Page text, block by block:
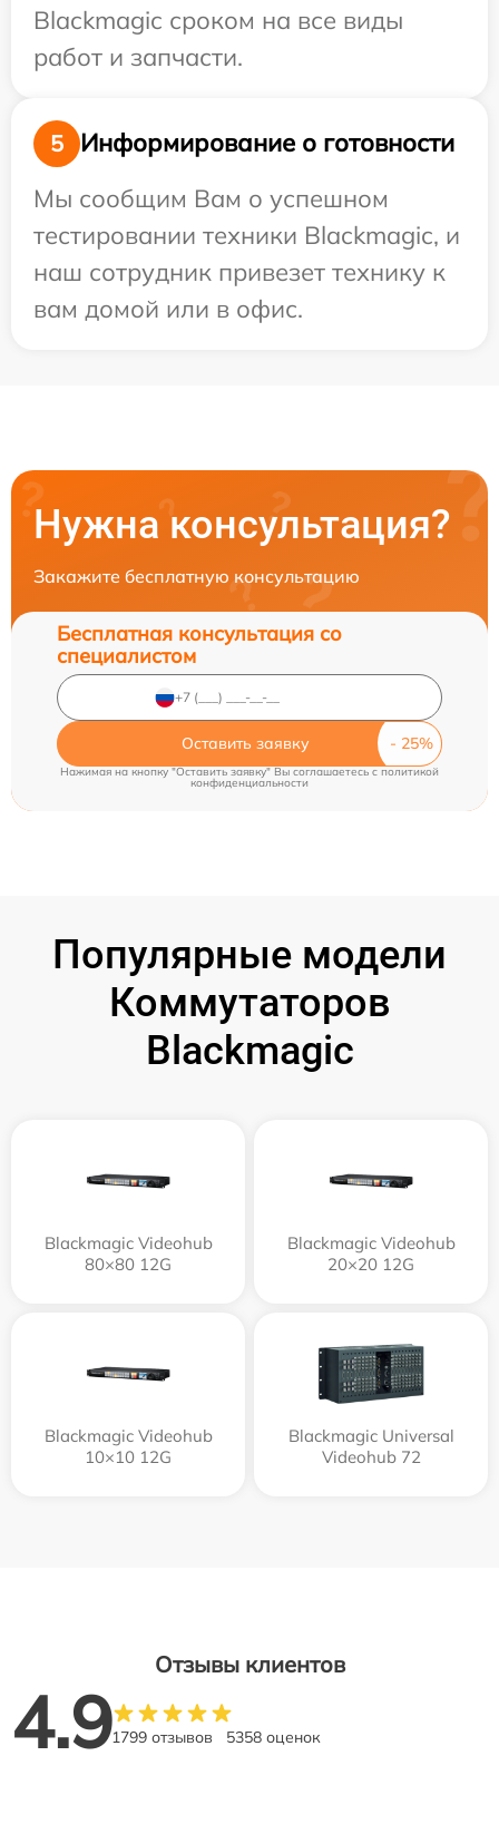
Blackmagic сроком на все виды
работ и запчасти.
5
Информирование о готовности
Мы сообщим Вам о успешном
тестировании техники Blackmagic, и
наш сотрудник привезет технику к
вам домой или в офис.
Нужна консультация?
Закажите бесплатную консультацию
Бесплатная консультация со
специалистом
Оставить заявку
Нажимая на кнопку "Оставить заявку" Вы соглашаетесь cполитикой
конфиденциальности
Популярные модели
Коммутаторов
Blackmagic
Blackmagic Videohub
80×80 12G
Blackmagic Videohub
20×20 12G
Blackmagic Videohub
10×10 12G
Blackmagic Universal
Videohub 72
Отзывы клиентов
4.91799 отзывов 5358 оценок